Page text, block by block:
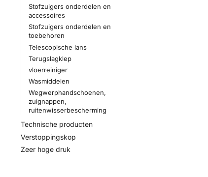
Stofzuigers onderdelen en
accessoires
Stofzuigers onderdelen en
toebehoren
Telescopische lans
Terugslagklep
vloerreiniger
Wasmiddelen
Wegwerphandschoenen,
zuignappen,
ruitenwisserbescherming
Technische producten
Verstoppingskop
Zeer hoge druk